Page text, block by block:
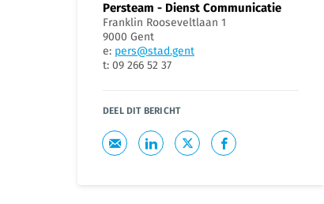
Persteam - Dienst Communicatie
Franklin Rooseveltlaan 1
9000 Gent
e: pers@stad.gent
t: 09 266 52 37
DEEL DIT BERICHT